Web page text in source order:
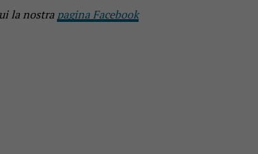
la nostra pagina Facebook